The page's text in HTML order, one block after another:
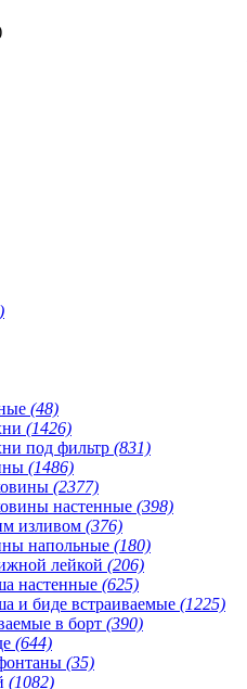
(48)
(1426)
под фильтр (831)
(1486)
(2377)
настенные (398)
изливом (376)
напольные (180)
лейкой (206)
настенные (625)
и биде встраиваемые (1225)
в борт (390)
(644)
(35)
(1082)